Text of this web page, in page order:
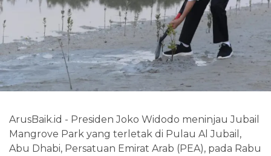
ArusBaik.id - Presiden Joko Widodo meninjau Jubail
Mangrove Park yang terletak di Pulau Al Jubail,
Abu Dhabi, Persatuan Emirat Arab (PEA), pada Rabu